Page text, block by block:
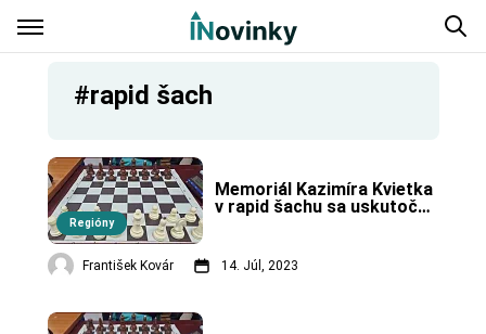
#rapid šach
Regióny
Memoriál Kazimíra Kvietka
v rapid šachu sa uskutoční
František Kovár 14. Júl, 2023